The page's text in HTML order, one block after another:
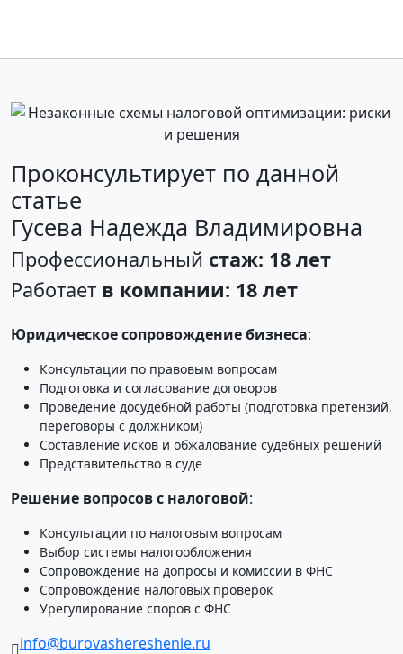
Проконсультирует по данной
статье
Гусева Надежда Владимировна
Профессиональный стаж: 18 лет
Работает в компании: 18 лет
Юридическое сопровождение бизнеса:
Консультации по правовым вопросам
Подготовка и согласование договоров
Проведение досудебной работы (подготовка претензий,
переговоры с должником)
Составление исков и обжалование судебных решений
Представительство в суде
Решение вопросов с налоговой:
Консультации по налоговым вопросам
Выбор системы налогообложения
Сопровождение на допросы и комиссии в ФНС
Сопровождение налоговых проверок
Урегулирование споров с ФНС
info@burovashereshenie.ru